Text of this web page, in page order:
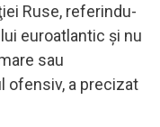
Ruse, referindu-
euroatlantic şi nu
sau
ofensiv, a precizat